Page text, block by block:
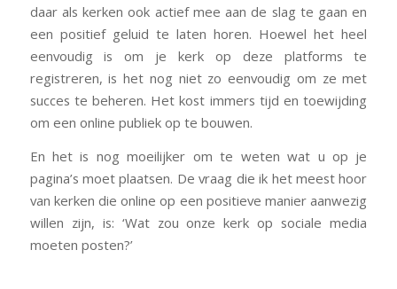
daar als kerken ook actief mee aan de slag te gaan en
een positief geluid te laten horen. Hoewel het heel
eenvoudig is om je kerk op deze platforms te
registreren, is het nog niet zo eenvoudig om ze met
succes te beheren. Het kost immers tijd en toewijding
om een online publiek op te bouwen.
En het is nog moeilijker om te weten wat u op je
pagina’s moet plaatsen. De vraag die ik het meest hoor
van kerken die online op een positieve manier aanwezig
willen zijn, is: ‘Wat zou onze kerk op sociale media
moeten posten?’